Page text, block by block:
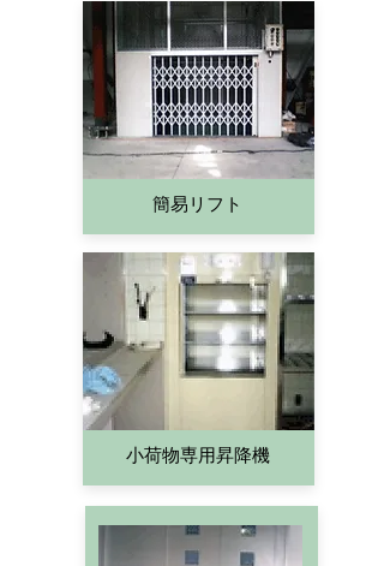
​簡易リフト
​小荷物専用昇降機